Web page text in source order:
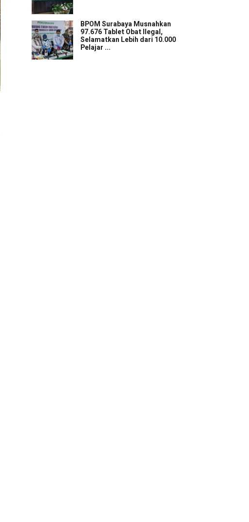
BPOM Surabaya Musnahkan
97.676 Tablet Obat Ilegal,
Selamatkan Lebih dari 10.000
Pelajar ...